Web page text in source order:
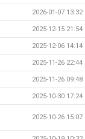
2026-01-07 13:32
2025-12-15 21:54
2025-12-06 14:14
2025-11-26 22:44
2025-11-26 09:48
2025-10-30 17:24
2025-10-26 15:07